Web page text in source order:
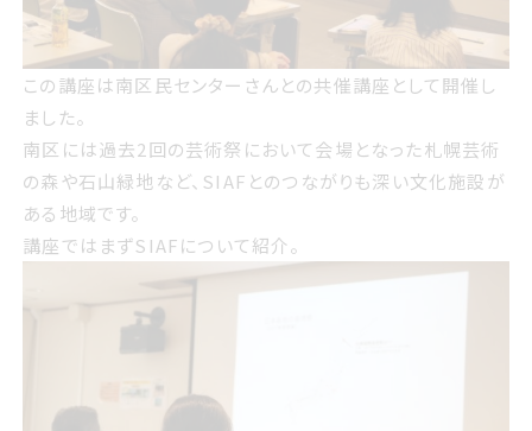
この講座は南区民センター さんとの共催講座として開催し
ました。
南区には過去2回の芸術祭において会場となった札幌芸術
の森や石山緑地など、SIAFとのつながりも深い文化施設が
ある地域です。
講座ではまずSIAFについて紹介。